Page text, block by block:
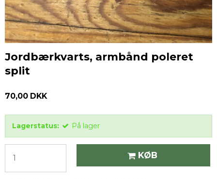
Jordbærkvarts, armbånd poleret
split
70,00 DKK
Lagerstatus: På lager
KØB